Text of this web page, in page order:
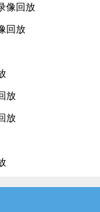
像回放
回放
放
放